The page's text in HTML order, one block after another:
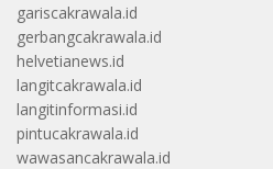
gariscakrawala.id
gerbangcakrawala.id
helvetianews.id
langitcakrawala.id
langitinformasi.id
pintucakrawala.id
wawasancakrawala.id